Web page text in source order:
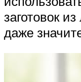
заготовок
даже